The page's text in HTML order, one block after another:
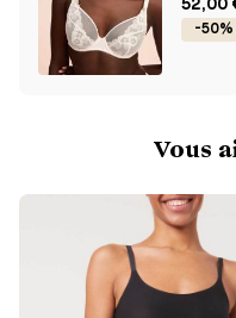
52,00
-50%
Vous